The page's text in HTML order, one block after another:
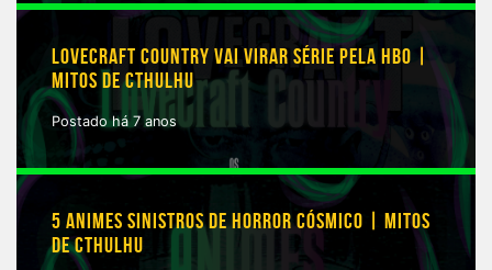
LOVECRAFT COUNTRY VAI VIRAR SÉRIE PELA HBO |
MITOS DE CTHULHU
Postado há 7 anos
5 ANIMES SINISTROS DE HORROR CÓSMICO | MITOS
DE CTHULHU